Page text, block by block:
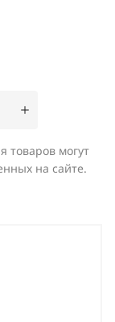
товаров могут
на сайте.